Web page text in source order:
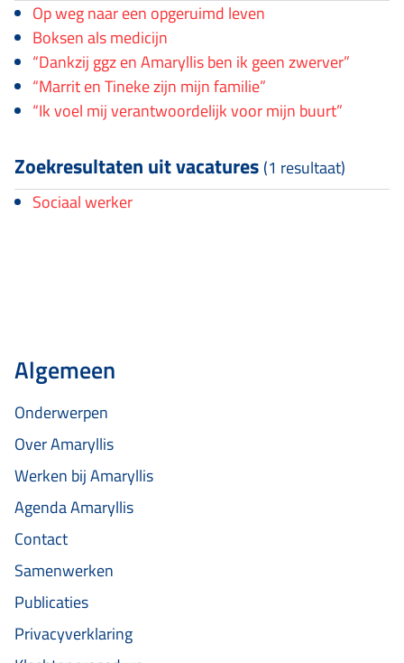
Op weg naar een opgeruimd leven
Boksen als medicijn
“Dankzij ggz en Amaryllis ben ik geen zwerver”
“Marrit en Tineke zijn mijn familie”
“Ik voel mij verantwoordelijk voor mijn buurt”
Zoekresultaten uit vacatures (1 resultaat)
Sociaal werker
Algemeen
Onderwerpen
Over Amaryllis
Werken bij Amaryllis
Agenda Amaryllis
Contact
Samenwerken
Publicaties
Privacyverklaring